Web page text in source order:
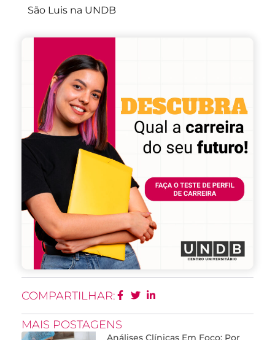
São Luis na UNDB
COMPARTILHAR:
MAIS POSTAGENS
Análises Clínicas Em Foco: Por